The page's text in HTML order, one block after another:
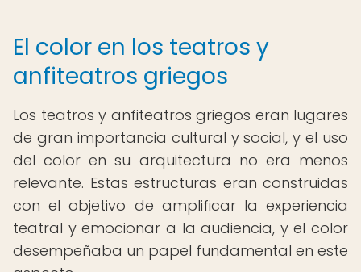
El color en los teatros y
anfiteatros griegos
Los teatros y anfiteatros griegos eran lugares
de gran importancia cultural y social, y el uso
del color en su arquitectura no era menos
relevante. Estas estructuras eran construidas
con el objetivo de amplificar la experiencia
teatral y emocionar a la audiencia, y el color
desempeñaba un papel fundamental en este